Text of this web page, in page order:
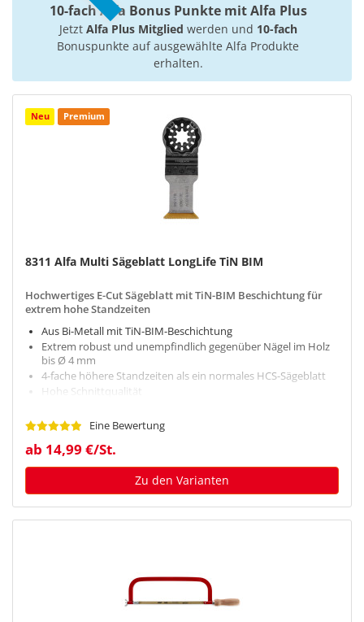
10-fach Alfa Bonus Punkte mit Alfa Plus
Jetzt Alfa Plus Mitglied werden und 10-fach
Bonuspunkte auf ausgewählte Alfa Produkte
erhalten.
Neu Premium
8311 Alfa Multi Sägeblatt LongLife TiN BIM
Hochwertiges E-Cut Sägeblatt mit TiN-BIM Beschichtung für
extrem hohe Standzeiten
Aus Bi-Metall mit TiN-BIM-Beschichtung
Extrem robust und unempfindlich gegenüber Nägel im Holz
bis Ø 4 mm
4-fache höhere Standzeiten als ein normales HCS-Sägeblatt
Hohe Schnittqualität
Eine Bewertung
ab 14,99 €/St.
Zu den Varianten